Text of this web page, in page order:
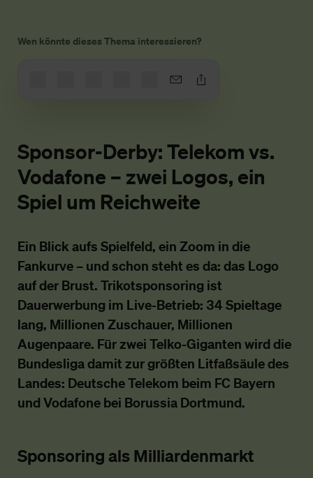
Wen könnte dieses Thema interessieren?
Sponsor-Derby: Telekom vs.
Vodafone – zwei Logos, ein
Spiel um Reichweite
Ein Blick aufs Spielfeld, ein Zoom in die
Fankurve – und schon steht es da: das Logo
auf der Brust. Trikotsponsoring ist
Dauerwerbung im Live-Betrieb: 34 Spieltage
lang, Millionen Zuschauer, Millionen
Augenpaare. Für zwei Telko-Giganten wird die
Bundesliga damit zur größten Litfaßsäule des
Landes: Deutsche Telekom beim FC Bayern
und Vodafone bei Borussia Dortmund.
Sponsoring als Milliardenmarkt